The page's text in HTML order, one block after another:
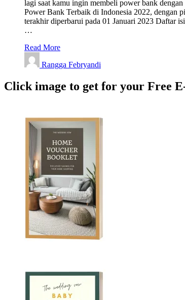
lagi saat kamu ingin membeli power bank
Power Bank Terbaik di Indonesia 2022, dengan
terakhir diperbarui pada 01 Januari 2023 Daftar
…
Read More
Rangga Febryandi
Click image to get for your Free